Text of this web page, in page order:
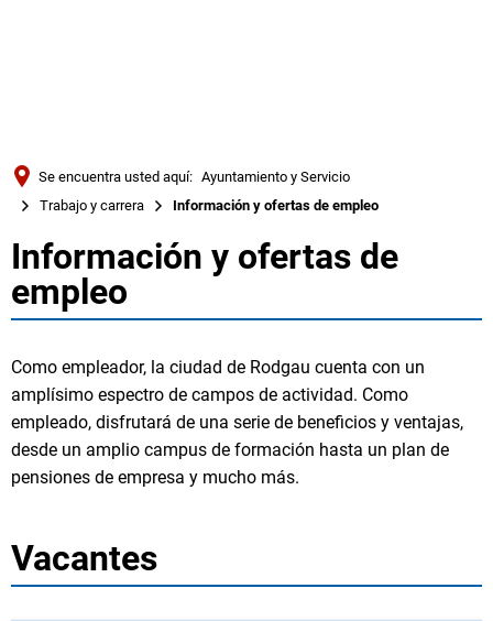
Русский
MENÜ
Se encuentra usted aquí: Ayuntamiento y Servicio
Trabajo y carrera
Información y ofertas de empleo
Información
y
ofertas
de
empleo
Información y ofertas de
empleo
Como empleador, la ciudad de Rodgau cuenta con un
amplísimo espectro de campos de actividad. Como
empleado, disfrutará de una serie de beneficios y ventajas,
desde un amplio campus de formación hasta un plan de
pensiones de empresa y mucho más.
Vacantes